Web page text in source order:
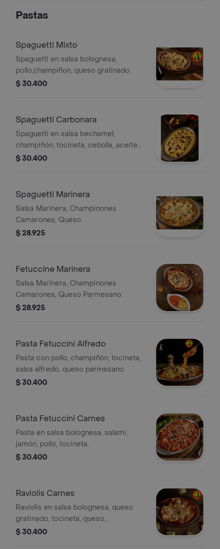
Pastas
Spaguetti Mixto
Spaguetti en salsa bolognesa,
pollo,champiñon, queso gratinado.
$ 30.400
Spaguetti Carbonara
Spaguetti en salsa bechamel,
champiñón, tocineta, cebolla, aceite
de oliva, queso gratinado.
$ 30.400
Spaguetti Marinera
Salsa Marinera, Champinones
Camarones, Queso.
$ 28.925
Fetuccine Marinera
Salsa Marinera, Champinones
Camarones, Queso Parmesano.
$ 28.925
Pasta Fetuccini Alfredo
Pasta con pollo, champiñón, tocineta,
salsa alfredo, queso parmesano.
$ 30.400
Pasta Fetuccini Carnes
Pasta en salsa bolognesa, salami,
jamón, pollo, tocineta.
$ 30.400
Raviolis Carnes
Raviolis en salsa bolognesa, queso
gratinado, tocineta, queso
parmesano.
$ 30.400